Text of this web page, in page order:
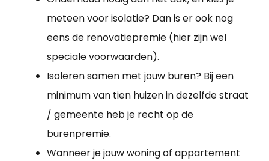
meteen voor isolatie? Dan is er ook nog
eens de renovatiepremie (hier zijn wel
speciale voorwaarden).
Isoleren samen met jouw buren? Bij een
minimum van tien huizen in dezelfde straat
/ gemeente heb je recht op de
burenpremie.
Wanneer je jouw woning of appartement